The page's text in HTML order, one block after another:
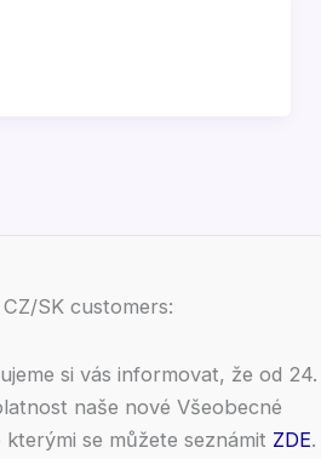
SK customers:
si vás informovat, že od 24.
naše nové Všeobecné
se můžete seznámit ZDE.